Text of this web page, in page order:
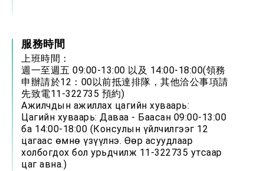
服務時間
上班時間：
週一至週五 09:00-13:00 以及 14:00-18:00(領務
申辦請於12：00以前抵達排隊，其他洽公事項請
先致電11-322735 預約)
Ажилчдын ажиллах цагийн хуваарь:
Цагийн хуваарь: Даваа - Баасан 09:00-13:00
ба 14:00-18:00 (Консулын үйлчилгээг 12
цагаас өмнө үзүүлнэ. Өөр асуудлаар
холбогдох бол урьдчилж 11-322735 утсаар
цаг авна.)